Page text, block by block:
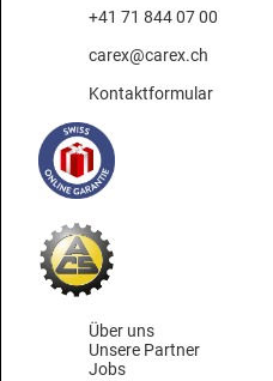
+41 71 844 07 00
carex@carex.ch
Kontaktformular
Über uns
Unsere Partner
Jobs